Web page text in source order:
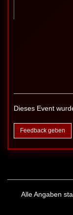
Dieses Event
Feedback geben
Alle Angaben